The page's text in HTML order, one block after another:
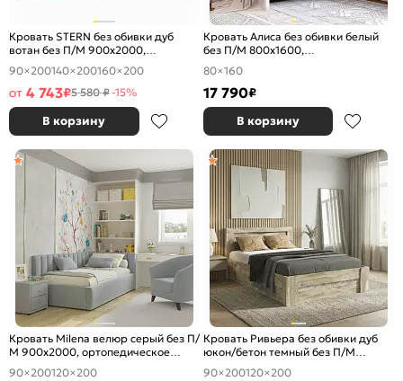
Кровать STERN без обивки дуб
вотан без П/М 900x2000,
изголовье жесткое
90×200140×200160×200
от 4 743₽5 580 ₽-15%
В корзину
Кровать Алиса без обивки белый
без П/М 800x1600,
ортопедическое основание,
изголовье жесткое
80×160
17 790₽
В корзину
Кровать Milena велюр серый без П/
М 900x2000, ортопедическое
основание, изголовье мягкое
90×200120×200
Кровать Ривьера без обивки дуб
юкон/бетон темный без П/М
1200x2000, изголовье жесткое
90×200120×200